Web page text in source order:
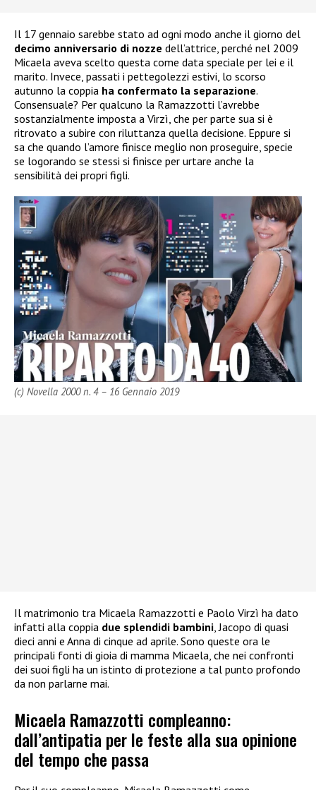
Il 17 gennaio sarebbe stato ad ogni modo anche il giorno del
decimo anniversario di nozze dell’attrice, perché nel 2009
Micaela aveva scelto questa come data speciale per lei e il
marito. Invece, passati i pettegolezzi estivi, lo scorso
autunno la coppia ha confermato la separazione.
Consensuale? Per qualcuno la Ramazzotti l’avrebbe
sostanzialmente imposta a Virzì, che per parte sua si è
ritrovato a subire con riluttanza quella decisione. Eppure si
sa che quando l’amore finisce meglio non proseguire, specie
se logorando se stessi si finisce per urtare anche la
sensibilità dei propri figli.
(c) Novella 2000 n. 4 – 16 Gennaio 2019
Il matrimonio tra Micaela Ramazzotti e Paolo Virzì ha dato
infatti alla coppia due splendidi bambini, Jacopo di quasi
dieci anni e Anna di cinque ad aprile. Sono queste ora le
principali fonti di gioia di mamma Micaela, che nei confronti
dei suoi figli ha un istinto di protezione a tal punto profondo
da non parlarne mai.
Micaela Ramazzotti compleanno:
dall’antipatia per le feste alla sua opinione
del tempo che passa